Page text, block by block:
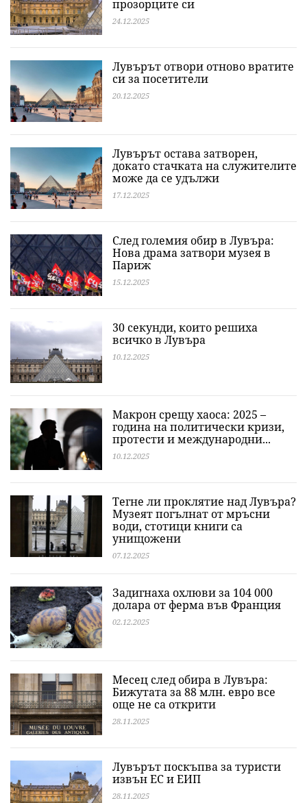
прозорците си
24.12.2025
Лувърът отвори отново вратите
си за посетители
20.12.2025
Лувърът остава затворен,
докато стачката на служителите
може да се удължи
17.12.2025
След големия обир в Лувъра:
Нова драма затвори музея в
Париж
15.12.2025
30 секунди, които решиха
всичко в Лувъра
10.12.2025
Макрон срещу хаоса: 2025 –
година на политически кризи,
протести и международни...
10.12.2025
Тегне ли проклятие над Лувъра?
Музеят погълнат от мръсни
води, стотици книги са
унищожени
07.12.2025
Задигнаха охлюви за 104 000
долара от ферма във Франция
02.12.2025
Месец след обира в Лувъра:
Бижутата за 88 млн. евро все
още не са открити
28.11.2025
Лувърът поскъпва за туристи
извън ЕС и ЕИП
28.11.2025